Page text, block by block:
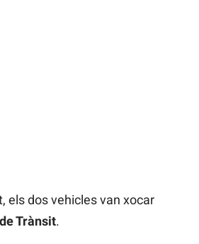
els dos vehicles van xocar
Trànsit.